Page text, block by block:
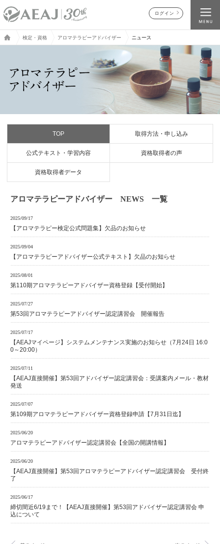
ログイン
検定・資格 アロマテラピーアドバイザー ニュース
TOP 取得方法・申し込み
公式テキスト・学習内容 資格取得者の声
資格取得者データ
アロマテラピーアドバイザー NEWS 一覧
2025/09/17
【アロマテラピー検定公式問題集】欠品のお知らせ
2025/09/04
【アロマテラピーアドバイザー公式テキスト】欠品のお知らせ
2025/08/01
第110期アロマテラピーアドバイザー資格登録【受付開始】
2025/07/27
第53回アロマテラピーアドバイザー認定講習会 開催報告
2025/07/17
【AEAJマイページ】システムメンテナンス実施のお知らせ（7月24日 16:0
0～20:00）
2025/07/11
【AEAJ直接開催】第53回アドバイザー認定講習会：受講案内メール・教材
発送
2025/07/07
第109期アロマテラピーアドバイザー資格登録申請【7月31日迄】
2025/06/20
アロマテラピーアドバイザー認定講習会【全国の開講情報】
2025/06/20
【AEAJ直接開催】第53回アロマテラピーアドバイザー認定講習会 受付終
了
2025/06/17
締切間近6/19まで！【AEAJ直接開催】第53回アドバイザー認定講習会 申
込について